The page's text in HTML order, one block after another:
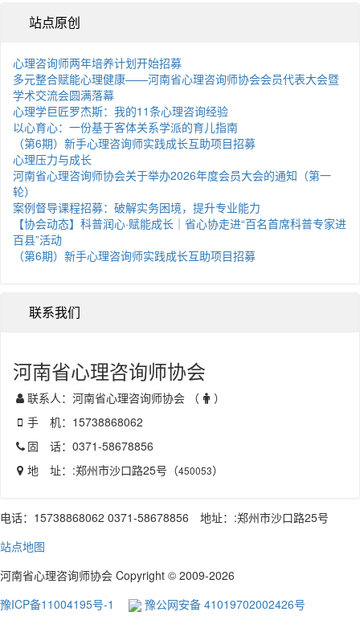
站点原创
心理咨询师两年培养计划开始招募
多元整合赋能心理健康——河南省心理咨询师协会会员代表大会暨
学术交流会圆满落幕
心理学巨匠罗杰斯：我的11条心理咨询经验
以心育心：一份基于客体关系学派的育儿指南
（第6期）新手心理咨询师实践成长互助项目招募
心理压力与成长
河南省心理咨询师协会关于举办2026年度会员大会的通知（第一
轮）
案例督导课程招募：破解实务困境，提升专业能力
【协会动态】科普润心·赋能成长｜省心协走进“百名首席科普专家进
百县”活动
（第6期）新手心理咨询师实践成长互助项目招募
联系我们
河南省心理咨询师协会
联系人：河南省心理咨询师协会 （
）
手 机：15738868062
固 话：0371-58678856
地 址：:郑州市沙口路25号（450053）
电话：15738868062 0371-58678856 地址：:郑州市沙口路25号
站点地图
河南省心理咨询师协会 Copyright © 2009-2026
豫ICP备11004195号-1
豫公网安备 41019702002426号